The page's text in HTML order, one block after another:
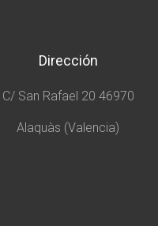
Dirección
C/ San Rafael 20 46970
Alaquàs (Valencia)